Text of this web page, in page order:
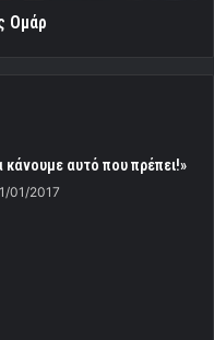
Ομάρ
κάνουμε αυτό που πρέπει!»
01/2017